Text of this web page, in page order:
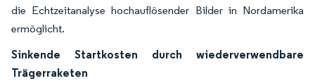
die Echtzeitanalyse hochauflösender Bilder in Nordamerika
ermöglicht.
Sinkende Startkosten durch wiederverwendbare
Trägerraketen